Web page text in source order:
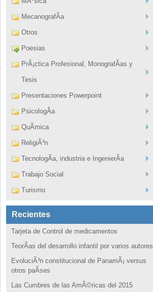
MecanografÃ­a
Otros
Poesias
PrÃ¡ctica Profesional, MonografÃ­as y
Tesis
Presentaciones Powerpoint
PsicologÃ­a
QuÃ­mica
ReligiÃ³n
TecnologÃ­a, industria e IngenierÃ­a
Trabajo Social
Turismo
Recientes
Tarjeta de Control de medicamentos
TeorÃ­as del desarrollo infantil por varios autores
EvoluciÃ³n constitucional de PanamÃ¡ versus
otros paÃ­ses
Las Cumbres de las AmÃ©ricas del 2015